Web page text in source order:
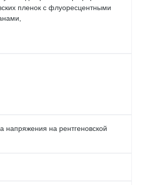
пленок с флуоресцентными
напряжения на рентгеновской